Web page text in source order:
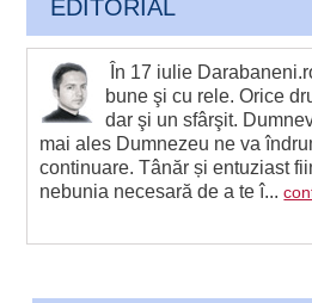
EDITORIAL
În 17 iulie
bune şi cu rele. Orice
dar şi un sfârşit.
mai ales Dumnezeu ne va
continuare. Tânăr și entuziast
nebunia necesară de a te î...